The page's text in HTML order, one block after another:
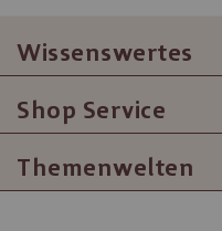
Wissenswertes
Shop Service
Themenwelten